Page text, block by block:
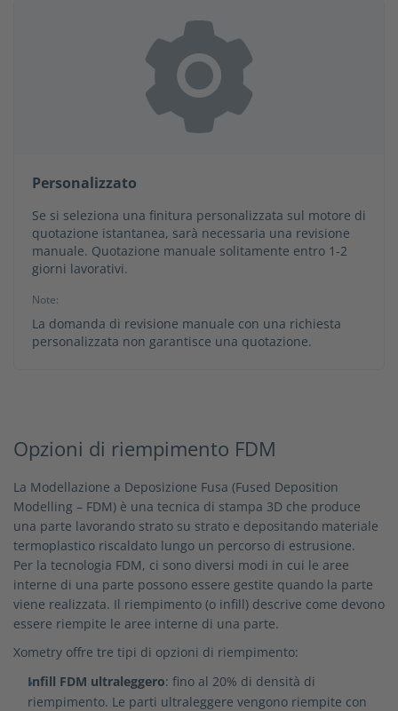
Personalizzato
Se si seleziona una finitura personalizzata sul motore di
quotazione istantanea, sarà necessaria una revisione
manuale. Quotazione manuale solitamente entro 1-2
giorni lavorativi.
Note:
La domanda di revisione manuale con una richiesta
personalizzata non garantisce una quotazione.
Opzioni di riempimento FDM
La Modellazione a Deposizione Fusa (Fused Deposition
Modelling – FDM) è una tecnica di stampa 3D che produce
una parte lavorando strato su strato e depositando materiale
termoplastico riscaldato lungo un percorso di estrusione.
Per la tecnologia FDM, ci sono diversi modi in cui le aree
interne di una parte possono essere gestite quando la parte
viene realizzata. Il riempimento (o infill) descrive come devono
essere riempite le aree interne di una parte.
Xometry offre tre tipi di opzioni di riempimento:
Infill FDM ultraleggero: fino al 20% di densità di
riempimento. Le parti ultraleggere vengono riempite con